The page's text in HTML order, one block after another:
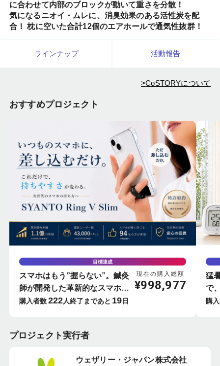
に合わせて内部のブロックが動いて重さを分散！
気になるニオイ・ムレに、消臭効果のある活性炭を配
合！ 枕に空いた合計12個のエアホールで通気性抜群！
ラインナップ 活動報告
>CoSTORYについて
おすすめプロジェクト
目標達成
スマホはもう”握らない”。鍼灸
師が開発した革新的なスマホリ
ング-SYANTO-
現在の購入総額
¥998,977
購入者数222人終了まであと 19日
猛
で
屋
購
プロジェクト実行者
ウェザリー・ジャパン株式会社